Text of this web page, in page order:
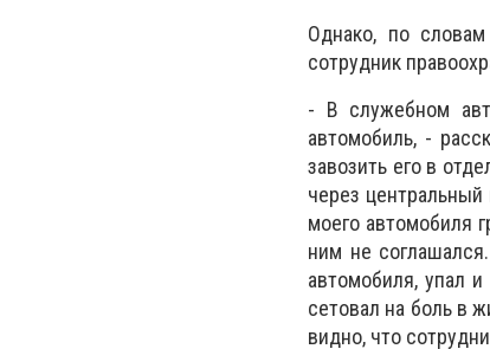
Однако, по
сотрудник
- В служебном
автомобиль, -
завозить его в
через
моего автомобиля
ним не
автомобиля, упал
сетовал на боль в
видно, что